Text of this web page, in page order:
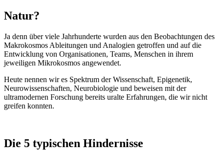
Natur?
Ja denn über viele Jahrhunderte wurden aus den Beobachtungen des
Makrokosmos Ableitungen und Analogien getroffen und auf die
Entwicklung von Organisationen, Teams, Menschen in ihrem
jeweiligen Mikrokosmos angewendet.
Heute nennen wir es Spektrum der Wissenschaft, Epigenetik,
Neurowissenschaften, Neurobiologie und beweisen mit der
ultramodernen Forschung bereits uralte Erfahrungen, die wir nicht
greifen konnten.
Die 5 typischen Hindernisse